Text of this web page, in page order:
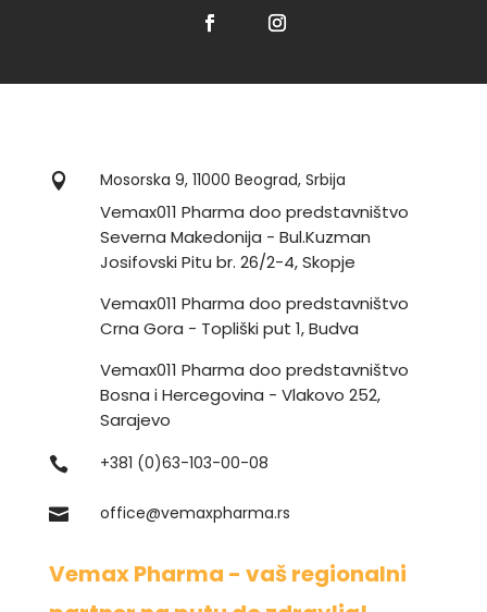
 Mosorska 9, 11000 Beograd, Srbija
Vemax011 Pharma doo predstavništvo
Severna Makedonija - Bul.Kuzman
Josifovski Pitu br. 26/2-4, Skopje
Vemax011 Pharma doo predstavništvo
Crna Gora - Topliški put 1, Budva
Vemax011 Pharma doo predstavništvo
Bosna i Hercegovina - Vlakovo 252,
Sarajevo
 +381 (0)63-103-00-08
 office@vemaxpharma.rs
Vemax Pharma - vaš regionalni